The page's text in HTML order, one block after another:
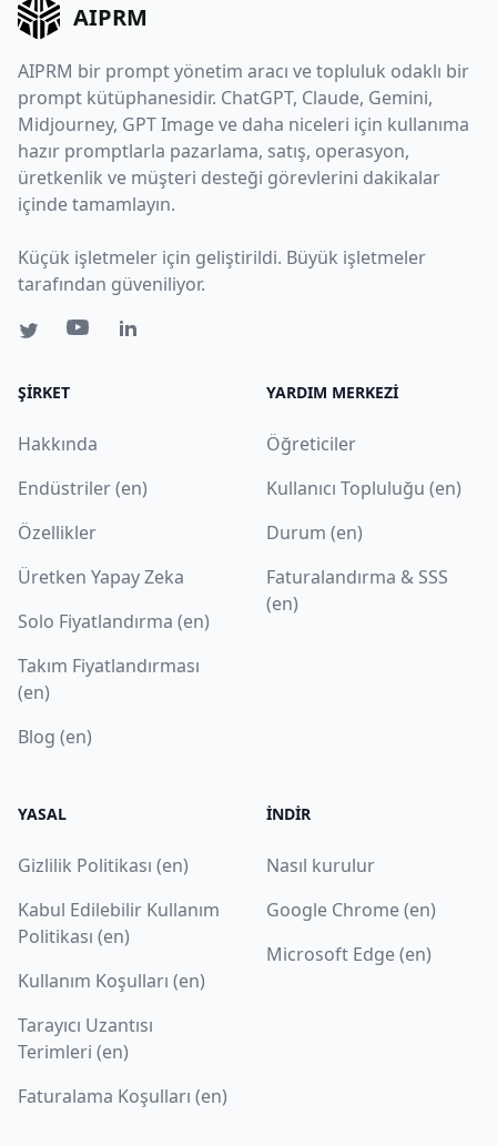
AIPRM
AIPRM bir prompt yönetim aracı ve topluluk odaklı bir
prompt kütüphanesidir. ChatGPT, Claude, Gemini,
Midjourney, GPT Image ve daha niceleri için kullanıma
hazır promptlarla pazarlama, satış, operasyon,
üretkenlik ve müşteri desteği görevlerini dakikalar
içinde tamamlayın.
Küçük işletmeler için geliştirildi. Büyük işletmeler
tarafından güveniliyor.
ŞIRKET
Hakkında
Endüstriler (en)
Özellikler
Üretken Yapay Zeka
Solo Fiyatlandırma (en)
Takım Fiyatlandırması
(en)
Blog (en)
YARDIM MERKEZI
Öğreticiler
Kullanıcı Topluluğu (en)
Durum (en)
Faturalandırma & SSS
(en)
YASAL
Gizlilik Politikası (en)
Kabul Edilebilir Kullanım
Politikası (en)
Kullanım Koşulları (en)
Tarayıcı Uzantısı
Terimleri (en)
Faturalama Koşulları (en)
İNDIR
Nasıl kurulur
Google Chrome (en)
Microsoft Edge (en)